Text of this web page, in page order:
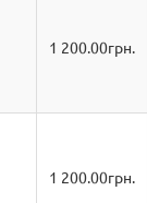
1 200.00грн.
1 200.00грн.